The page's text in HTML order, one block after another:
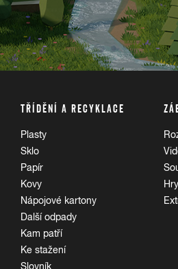
TŘÍDĚNÍ A RECYKLACE
Plasty
Sklo
Papír
Kovy
Nápojové kartony
Další odpady
Kam patří
Ke stažení
Slovník
Hry